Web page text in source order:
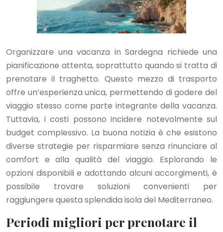
Organizzare una vacanza in Sardegna richiede una
pianificazione attenta, soprattutto quando si tratta di
prenotare il traghetto. Questo mezzo di trasporto
offre un’esperienza unica, permettendo di godere del
viaggio stesso come parte integrante della vacanza.
Tuttavia, i costi possono incidere notevolmente sul
budget complessivo. La buona notizia è che esistono
diverse strategie per risparmiare senza rinunciare al
comfort e alla qualità del viaggio. Esplorando le
opzioni disponibili e adottando alcuni accorgimenti, è
possibile trovare soluzioni convenienti per
raggiungere questa splendida isola del Mediterraneo.
Periodi migliori per prenotare il